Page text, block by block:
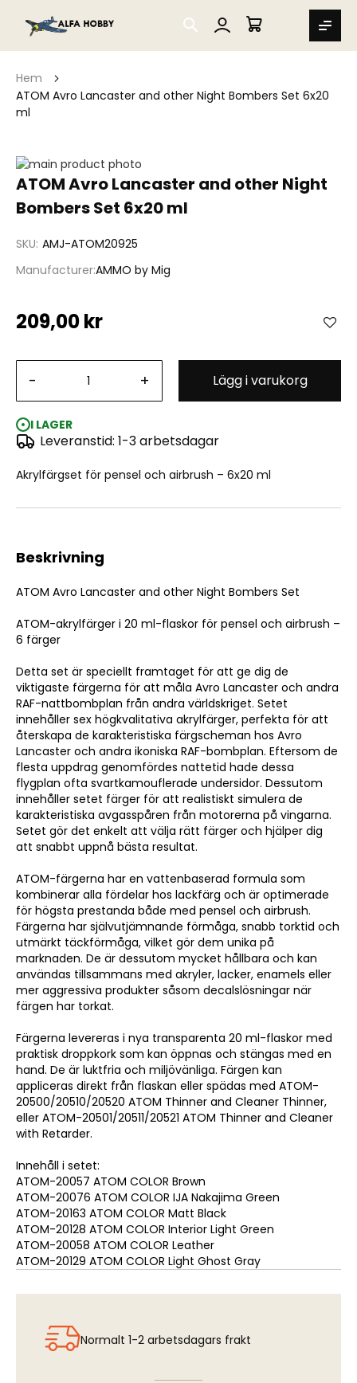
SEARCH
MIN VARUKORG
Hem
ATOM Avro Lancaster and other Night Bombers Set 6x20
ml
ATOM Avro Lancaster and other Night
Bombers Set 6x20 ml
SKU AMJ-ATOM20925
ManufacturerAMMO by Mig
209,00 kr
- + Lägg i varukorg
I LAGER
Leveranstid: 1-3 arbetsdagar
Akrylfärgset för pensel och airbrush – 6x20 ml
Hoppa
till
av
ATOM Avro Lancaster and other Night Bombers Set
Hoppa
början
bildgalleriet
Beskrivning
ATOM Avro Lancaster and other Night Bombers Set
ATOM-akrylfärger i 20 ml-flaskor för pensel och airbrush –
6 färger
Detta set är speciellt framtaget för att ge dig de
viktigaste färgerna för att måla Avro Lancaster och andra
RAF-nattbombplan från andra världskriget. Setet
innehåller sex högkvalitativa akrylfärger, perfekta för att
återskapa de karakteristiska färgscheman hos Avro
Lancaster och andra ikoniska RAF-bombplan. Eftersom de
flesta uppdrag genomfördes nattetid hade dessa
flygplan ofta svartkamouflerade undersidor. Dessutom
innehåller setet färger för att realistiskt simulera de
karakteristiska avgasspåren från motorerna på vingarna.
Setet gör det enkelt att välja rätt färger och hjälper dig
att snabbt uppnå bästa resultat.
ATOM-färgerna har en vattenbaserad formula som
kombinerar alla fördelar hos lackfärg och är optimerade
för högsta prestanda både med pensel och airbrush.
Färgerna har självutjämnande förmåga, snabb torktid och
utmärkt täckförmåga, vilket gör dem unika på
marknaden. De är dessutom mycket hållbara och kan
användas tillsammans med akryler, lacker, enamels eller
mer aggressiva produkter såsom decalslösningar när
färgen har torkat.
Färgerna levereras i nya transparenta 20 ml-flaskor med
praktisk droppkork som kan öppnas och stängas med en
hand. De är luktfria och miljövänliga. Färgen kan
appliceras direkt från flaskan eller spädas med ATOM-
20500/20510/20520 ATOM Thinner and Cleaner Thinner,
eller ATOM-20501/20511/20521 ATOM Thinner and Cleaner
with Retarder.
Innehåll i setet:
ATOM-20057 ATOM COLOR Brown
ATOM-20076 ATOM COLOR IJA Nakajima Green
ATOM-20163 ATOM COLOR Matt Black
ATOM-20128 ATOM COLOR Interior Light Green
ATOM-20058 ATOM COLOR Leather
ATOM-20129 ATOM COLOR Light Ghost Gray
Normalt 1-2 arbetsdagars frakt